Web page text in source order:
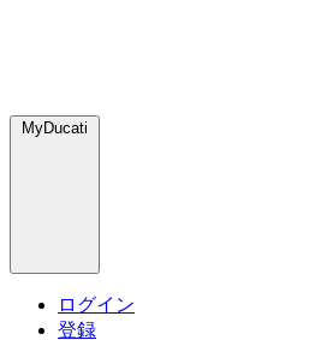
MyDucati
ログイン
登録